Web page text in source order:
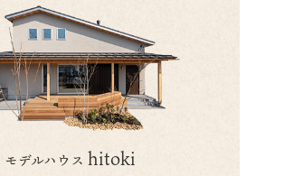
モデルハウス hitoki